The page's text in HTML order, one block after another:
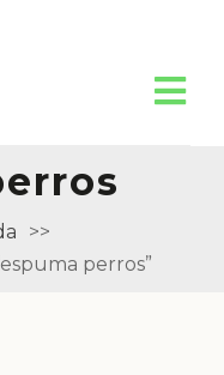
>>
perros”